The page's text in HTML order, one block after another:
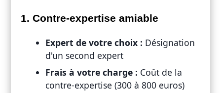
1. Contre-expertise amiable
Expert de votre choix : Désignation
d'un second expert
Frais à votre charge : Coût de la
contre-expertise (300 à 800 euros)